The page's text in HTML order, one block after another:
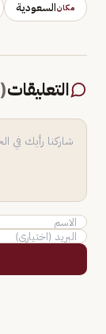
مكانالسعودية
التعليقات(